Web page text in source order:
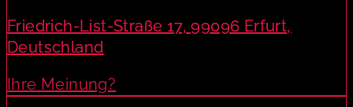
Friedrich-List-Straße 17, 99096 Erfurt,
Deutschland
Ihre Meinung?